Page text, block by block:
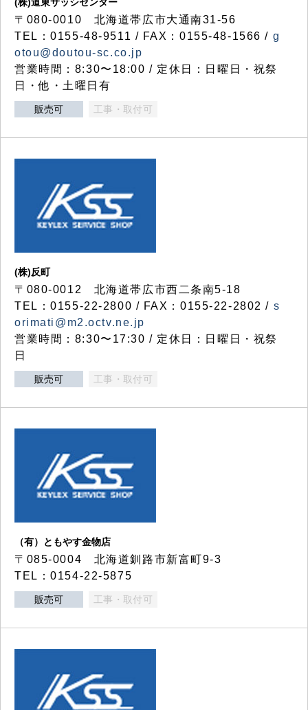
〒080-0010 北海道帯広市大通南31-56
TEL：0155-48-9511 / FAX：0155-48-1566 / g
otou@doutou-sc.co.jp
営業時間：8:30〜18:00 / 定休日：日曜日・祝祭
日・他・土曜日有
販売可 工事・取付可
(株)反町
〒080-0012 北海道帯広市西二条南5-18
TEL：0155-22-2800 / FAX：0155-22-2802 / s
orimati@m2.octv.ne.jp
営業時間：8:30〜17:30 / 定休日：日曜日・祝祭
日
販売可 工事・取付可
（有）ともやす金物店
〒085-0004 北海道釧路市新富町9-3
TEL：0154-22-5875
販売可 工事・取付可